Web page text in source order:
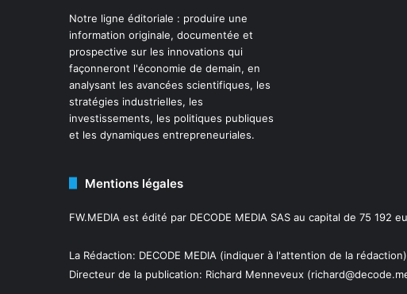
Notre ligne éditoriale : produire une
information originale, documentée et
prospective sur les innovations qui
façonneront l'économie de demain, en
analysant les avancées scientifiques, les
stratégies industrielles, les
investissements, les politiques publiques
et les dynamiques entrepreneuriales.
Mentions légales
FW.MEDIA est édité par DECODE MEDIA SAS au capital de 75 192
La Rédaction: DECODE MEDIA (indiquer à l'attention de la
Directeur de la publication: Richard Menneveux